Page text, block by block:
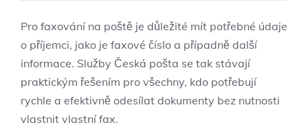
Pro faxování na poště je důležité mít potřebné údaje
o příjemci, jako je faxové číslo a případně další
informace. Služby Česká pošta se tak stávají
praktickým řešením pro všechny, kdo potřebují
rychle a efektivně odesílat dokumenty bez nutnosti
vlastnit vlastní fax.